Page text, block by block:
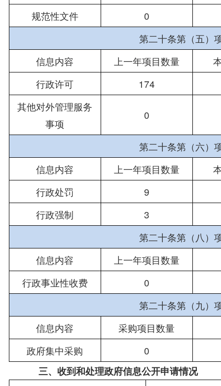
规范性文件
0
第二十条第（五）
信息内容
上一年项目数量
行政许可
174
其他对外管理服务
事项
0
第二十条第（六）
信息内容
上一年项目数量
行政处罚
9
行政强制
3
第二十条第（八）
信息内容
上一年项目数量
行政事业性收费
0
第二十条第（九）
信息内容
采购项目数量
政府集中采购
0
三、收到和处理政府信息公开申请情况